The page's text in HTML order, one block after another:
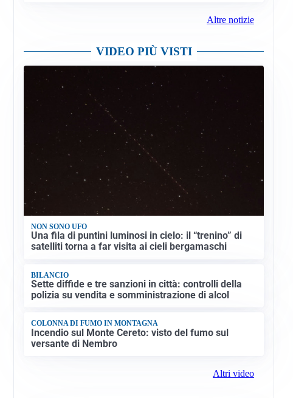
Altre notizie
VIDEO PIÙ VISTI
NON SONO UFO
Una fila di puntini luminosi in cielo: il “trenino” di
satelliti torna a far visita ai cieli bergamaschi
BILANCIO
Sette diffide e tre sanzioni in città: controlli della
polizia su vendita e somministrazione di alcol
COLONNA DI FUMO IN MONTAGNA
Incendio sul Monte Cereto: visto del fumo sul
versante di Nembro
Altri video